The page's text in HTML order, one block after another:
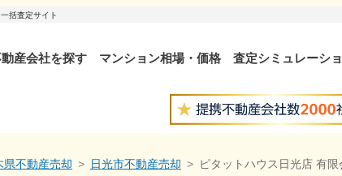
括査定サイト
産会社を探す マンション相場・価格 査定シミュレーシ
県不動産売却 日光市不動産売却 ピタットハウス日光店 有